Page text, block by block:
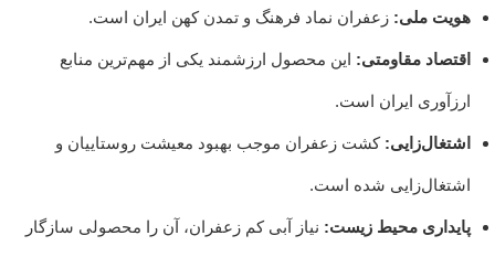
هویت ملی: زعفران نماد فرهنگ و تمدن کهن ایران است.
اقتصاد مقاومتی: این محصول ارزشمند یکی از مهم‌ترین منابع
ارزآوری ایران است.
اشتغال‌زایی: کشت زعفران موجب بهبود معیشت روستاییان و
اشتغال‌زایی شده است.
پایداری محیط زیست: نیاز آبی کم زعفران، آن را محصولی سازگار